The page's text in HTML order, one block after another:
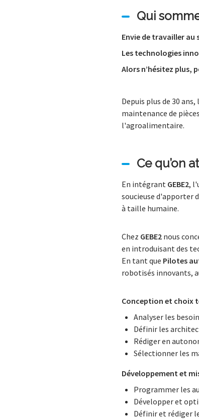
Qui
Envie de travailler au
Les technologies
Alors n’hésitez plus,
Depuis plus de 30
maintenance de
l'agroalimentaire.
Ce qu’on
En intégrant GEBE2,
soucieuse d'apporter
à taille humaine.
Chez GEBE2nous
en introduisant des
En tant que Pilotes
robotisés innovants,
Conception et choix
Analyser les
Définir les
Rédiger en
Sélectionner les
Développement et
Programmer les
Développer et
Définir et rédiger